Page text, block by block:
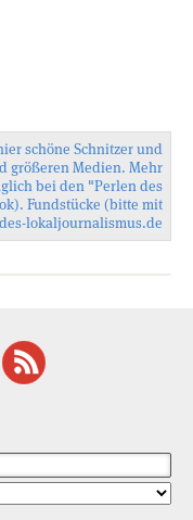
schöne Schnitzer und
größeren Medien. Mehr
bei den "Perlen des
Fundstücke (bitte mit
lokaljournalismus.de